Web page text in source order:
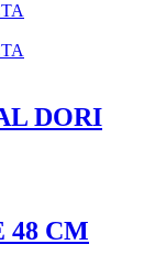
DORI
48 CM